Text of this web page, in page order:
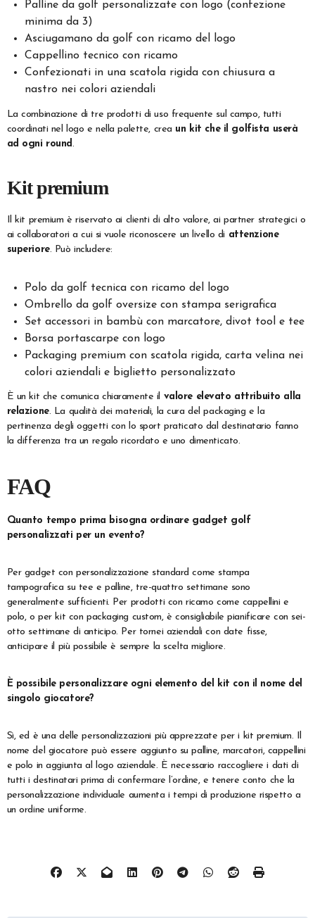
Palline da golf personalizzate con logo (confezione
minima da 3)
Asciugamano da golf con ricamo del logo
Cappellino tecnico con ricamo
Confezionati in una scatola rigida con chiusura a
nastro nei colori aziendali
La combinazione di tre prodotti di uso frequente sul campo, tutti
coordinati nel logo e nella palette, crea un kit che il golfista userà
ad ogni round .
Kit premium
Il kit premium è riservato ai clienti di alto valore, ai partner strategici o
ai collaboratori a cui si vuole riconoscere un livello di attenzione
superiore. Può includere:
Polo da golf tecnica con ricamo del logo
Ombrello da golf oversize con stampa serigrafica
Set accessori in bambù con marcatore, divot tool e tee
Borsa portascarpe con logo
Packaging premium con scatola rigida, carta velina nei
colori aziendali e biglietto personalizzato
È un kit che comunica chiaramente il valore elevato attribuito alla
relazione. La qualità dei materiali, la cura del packaging e la
pertinenza degli oggetti con lo sport praticato dal destinatario fanno
la differenza tra un regalo ricordato e uno dimenticato.
FAQ
Quanto tempo prima bisogna ordinare gadget golf
personalizzati per un evento?
Per gadget con personalizzazione standard come stampa
tampografica su tee e palline, tre-quattro settimane sono
generalmente sufficienti. Per prodotti con ricamo come cappellini e
polo, o per kit con packaging custom, è consigliabile pianificare con sei-
otto settimane di anticipo. Per tornei aziendali con date fisse,
anticipare il più possibile è sempre la scelta migliore.
È possibile personalizzare ogni elemento del kit con il nome del
singolo giocatore?
Sì, ed è una delle personalizzazioni più apprezzate per i kit premium. Il
nome del giocatore può essere aggiunto su palline, marcatori, cappellini
e polo in aggiunta al logo aziendale. È necessario raccogliere i dati di
tutti i destinatari prima di confermare l’ordine, e tenere conto che la
personalizzazione individuale aumenta i tempi di produzione rispetto a
un ordine uniforme.